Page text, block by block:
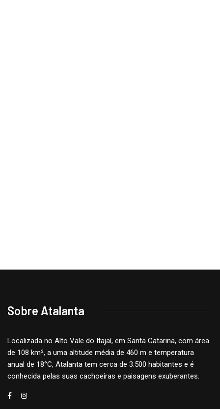
Sobre Atalanta
Localizada no Alto Vale do Itajaí, em Santa Catarina, com área
de 108 km², a uma altitude média de 460 m e temperatura
anual de 18°C, Atalanta tem cerca de 3.500 habitantes e é
conhecida pelas suas cachoeiras e paisagens exuberantes.